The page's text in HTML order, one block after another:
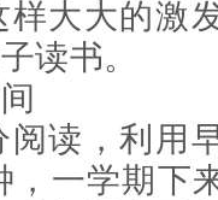
大大的激
读书。
读，利用
，一学期下